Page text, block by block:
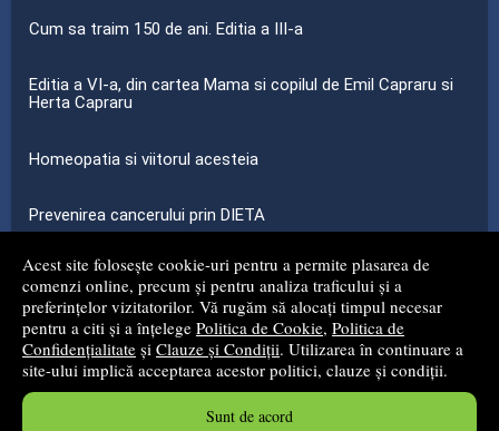
Acest site folosește cookie-uri pentru a permite plasarea de
comenzi online, precum și pentru analiza traficului și a
preferințelor vizitatorilor. Vă rugăm să alocați timpul necesar
pentru a citi și a înțelege Politica de Cookie, Politica de
Confidențialitate și Clauze și Condiții. Utilizarea în continuare a
site-ului implică acceptarea acestor politici, clauze și condiții.
Sunt de acord
Cum sa traim 150 de ani. Editia a III-a
Editia a VI-a, din cartea Mama si copilul de Emil Capraru si
Herta Capraru
Homeopatia si viitorul acesteia
Prevenirea cancerului prin DIETA
...toate știrile
© 2008 - 2026S.C. MG NET DISTRIBUTION S.R.L.
Magazin onlinecreat deVital Soft